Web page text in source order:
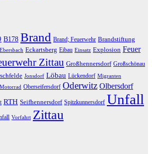
B178 Brand Brand; Feuerwehr Brandstiftung
Ebersbach Eckartsberg Eibau Einsatz Explosion Feuer
Zittau Großhennersdorf Großschönau
Jonsdorf Löbau Lückendorf Migranten
Motorrad Oberseifersdorf Oderwitz Olbersdorf
RTH Seifhennersdorf Spitzkunnersdorf Unfall
Vorfahrt Zittau